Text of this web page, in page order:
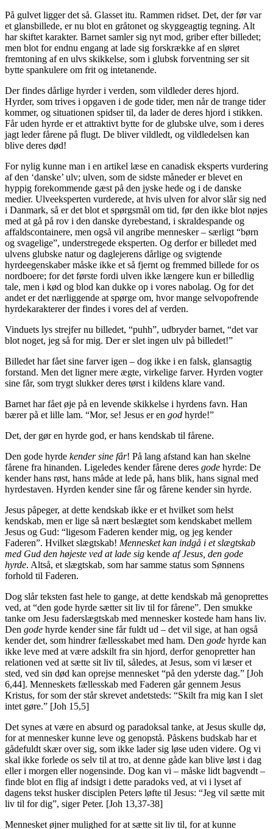
På gulvet ligger det så. Glasset itu. Rammen ridset. Det, der før var
et glansbillede, er nu blot en gråtonet og skyggeagtig tegning. Alt
har skiftet karakter. Barnet samler sig nyt mod, griber efter billedet;
men blot for endnu engang at lade sig forskrække af en sløret
fremtoning af en ulvs skikkelse, som i glubsk forventning ser sit
bytte spankulere om frit og intetanende.
Der findes dårlige hyrder i verden, som vildleder deres hjord.
Hyrder, som trives i opgaven i de gode tider, men når de trange tider
kommer, og situationen spidser til, da lader de deres hjord i stikken.
Får uden hyrde er et attraktivt bytte for de glubske ulve, som i deres
jagt leder fårene på flugt. De bliver vildledt, og vildledelsen kan
blive deres død!
For nylig kunne man i en artikel læse en canadisk eksperts vurdering
af den ‘danske’ ulv; ulven, som de sidste måneder er blevet en
hyppig forekommende gæst på den jyske hede og i de danske
medier. Ulveeksperten vurderede, at hvis ulven for alvor slår sig ned
i Danmark, så er det blot et spørgsmål om tid, før den ikke blot nøjes
med at gå på rov i den danske dyrebestand, i skraldespande og
affaldscontainere, men også vil angribe mennesker – særligt “børn
og svagelige”, understregede eksperten. Og derfor er billedet med
ulvens glubske natur og daglejerens dårlige og svigtende
hyrdeegenskaber måske ikke et så fjernt og fremmed billede for os
nordboere; for det første fordi ulven ikke længere kun er billedlig
tale, men i kød og blod kan dukke op i vores nabolag. Og for det
andet er det nærliggende at spørge om, hvor mange selvopofrende
hyrdekarakterer der findes i vores del af verden.
Vinduets lys strejfer nu billedet, “puhh”, udbryder barnet, “det var
blot noget, jeg så for mig. Der er slet ingen ulv på billedet!”
Billedet har fået sine farver igen – dog ikke i en falsk, glansagtig
forstand. Men det ligner mere ægte, virkelige farver. Hyrden vogter
sine får, som trygt slukker deres tørst i kildens klare vand.
Barnet har fået øje på en levende skikkelse i hyrdens favn. Han
bærer på et lille lam. “Mor, se! Jesus er en god hyrde!”
Det, der gør en hyrde god, er hans kendskab til fårene.
Den gode hyrde kender sine får! På lang afstand kan han skelne
fårene fra hinanden. Ligeledes kender fårene deres gode hyrde: De
kender hans røst, hans måde at lede på, hans blik, hans signal med
hyrdestaven. Hyrden kender sine får og fårene kender sin hyrde.
Jesus påpeger, at dette kendskab ikke er et hvilket som helst
kendskab, men er lige så nært beslægtet som kendskabet mellem
Jesus og Gud: “ligesom Faderen kender mig, og jeg kender
Faderen”. Hvilket slægtskab! Mennesket kan indgå i et slægtskab
med Gud den højeste ved at lade sig kende af Jesus, den gode
hyrde. Altså, et slægtskab, som har samme status som Sønnens
forhold til Faderen.
Dog slår teksten fast hele to gange, at dette kendskab må genoprettes
ved, at “den gode hyrde sætter sit liv til for fårene”. Den smukke
tanke om Jesu faderslægtskab med mennesker kostede ham hans liv.
Den gode hyrde kender sine får fuldt ud – det vil sige, at han også
kender det, som hindrer fællesskabet med ham. Den gode hyrde kan
ikke leve med at være adskilt fra sin hjord, derfor genopretter han
relationen ved at sætte sit liv til, således, at Jesus, som vi læser et
sted, ved sin død kan oprejse mennesket “på den yderste dag.” [Joh
6,44]. Menneskets fællesskab med Faderen går gennem Jesus
Kristus, for som der står skrevet andetsteds: “Skilt fra mig kan I slet
intet gøre.” [Joh 15,5]
Det synes at være en absurd og paradoksal tanke, at Jesus skulle dø,
for at mennesker kunne leve og genopstå. Påskens budskab har et
gådefuldt skær over sig, som ikke lader sig løse uden videre. Og vi
skal ikke forlede os selv til at tro, at denne gåde kan blive løst i dag
eller i morgen eller nogensinde. Dog kan vi – måske lidt bagvendt –
finde blot en flig af indsigt i dette paradoks ved, at vi i lyset af
dagens tekst husker disciplen Peters løfte til Jesus: “Jeg vil sætte mit
liv til for dig”, siger Peter. [Joh 13,37-38]
Mennesket øjner mulighed for at sætte sit liv til, for at kunne